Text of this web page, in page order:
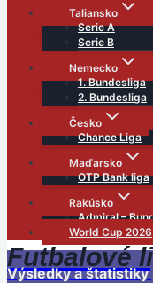
Taliansko
Serie A
Serie B
Nemecko
1. Bundesliga
2. Bundesliga
Česko
Chance Liga
Maďarsko
OTP Bank liga
Rakúsko
Admiral –
World Cup 2026
Futbalové
Výsledky a